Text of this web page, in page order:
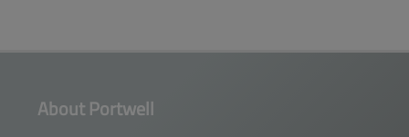
About Portwell